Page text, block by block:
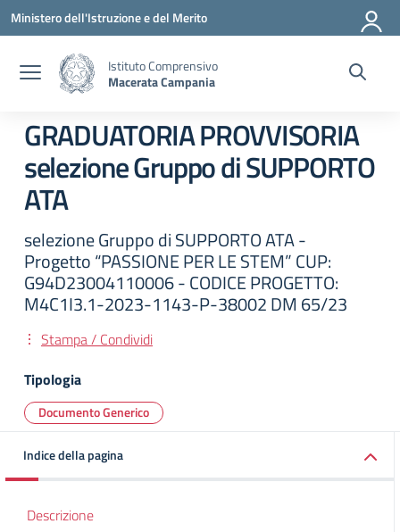
Vai ai contenuti
Vai al menu di navigazione
Vai al footer
Ministero dell'Istruzione e del Merito
Istituto Comprensivo
Macerata Campania
GRADUATORIA PROVVISORIA
selezione Gruppo di SUPPORTO
ATA
selezione Gruppo di SUPPORTO ATA -
Progetto “PASSIONE PER LE STEM” CUP:
G94D23004110006 - CODICE PROGETTO:
M4C1I3.1-2023-1143-P-38002 DM 65/23
Stampa / Condividi
Tipologia
Documento Generico
Indice della pagina
Descrizione